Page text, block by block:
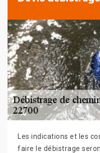
Les indications et les
faire le débistrage